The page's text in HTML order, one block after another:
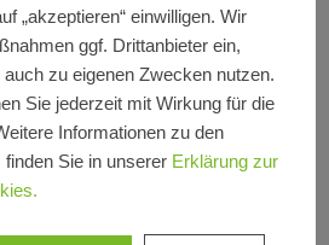
Oliver Heinl
jeden Anspruch
es sich bei den
und 3-Zimmer-
„akzeptieren“ einwilligen. Wir
ggf. Drittanbieter ein,
zu eigenen Zwecken nutzen.
Sie jederzeit mit Wirkung für die
Informationen zu den
Sie in unserer Erklärung zur